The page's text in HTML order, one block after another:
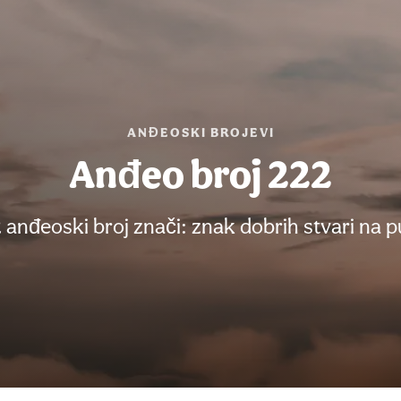
ANĐEOSKI BROJEVI
Anđeo broj 222
anđeoski broj znači: znak dobrih stvari na